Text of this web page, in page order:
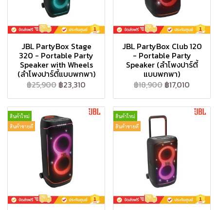
JBL PartyBox Stage
320 - Portable Party
Speaker with Wheels
(ลำโพงปาร์ตี้แบบพกพา)
฿25,900 ฿23,310
JBL PartyBox Club 120
- Portable Party
Speaker (ลำโพงปาร์ตี้
แบบพกพา)
฿18,900 ฿17,010
สินค้าใหม่
สินค้าขายดี
สินค้าใหม่
สินค้าขายดี